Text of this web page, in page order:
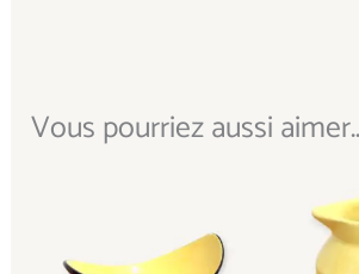
Vous pourriez aussi